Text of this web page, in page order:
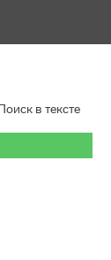
в тексте